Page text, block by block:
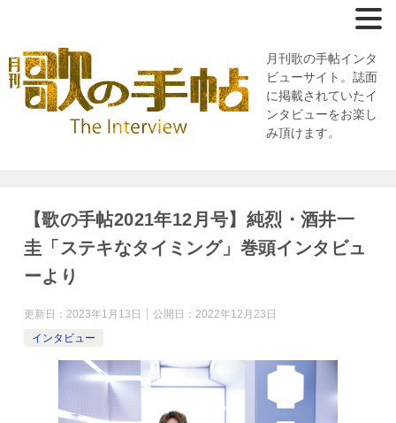
月刊歌の手帖インタ
ビューサイト。誌面
に掲載されていたイ
ンタビューをお楽し
み頂けます。
【歌の手帖2021年12月号】純烈・酒井一
圭「ステキなタイミング」巻頭インタビュ
ーより
更新日： 2023年1月13日 公開日： 2022年12月23日
インタビュー